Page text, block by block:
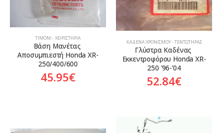
ΤΙΜΌΝΙ - ΧΕΙΡΙΣΤΉΡΙΑ
Βάση Μανέτας
Αποσυμπιεστή Honda XR-
250/400/600
45.95€
ΚΑΔΈΝΑ ΧΡΟΝΙΣΜΟΎ - ΤΕΝΤΩΤΉΡΑΣ
Γλύστρα Καδένας
Εκκεντροφόρου Honda XR-
250 ’96-’04
52.84€